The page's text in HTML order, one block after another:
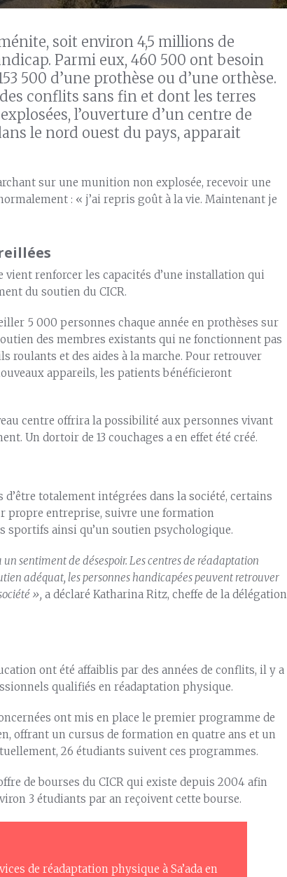
soit environ 4,5 millions de
Parmi eux, 460 500 ont besoin
500 d’une prothèse ou d’une orthèse.
conflits sans fin et dont les terres
l’ouverture d’un centre de
le nord ouest du pays, apparait
sur une munition non explosée, recevoir une
: « j’ai repris goût à la vie. Maintenant je
renforcer les capacités d’une installation qui
du soutien du CICR.
5 000 personnes chaque année en prothèses sur
des membres existants qui ne fonctionnent pas
roulants et des aides à la marche. Pour retrouver
appareils, les patients bénéficieront
centre offrira la possibilité aux personnes vivant
Un dortoir de 13 couchages a en effet été créé.
totalement intégrées dans la société, certains
propre entreprise, suivre une formation
sportifs ainsi qu’un soutien psychologique.
sentiment de désespoir. Les centres de réadaptation
adéquat, les personnes handicapées peuvent retrouver
», a déclaré Katharina Ritz, cheffe de la délégation
ont été affaiblis par des années de conflits, il y a
qualifiés en réadaptation physique.
ont mis en place le premier programme de
offrant un cursus de formation en quatre ans et un
26 étudiants suivent ces programmes.
de bourses du CICR qui existe depuis 2004 afin
3 étudiants par an reçoivent cette bourse.
de réadaptation physique à Sa’ada en